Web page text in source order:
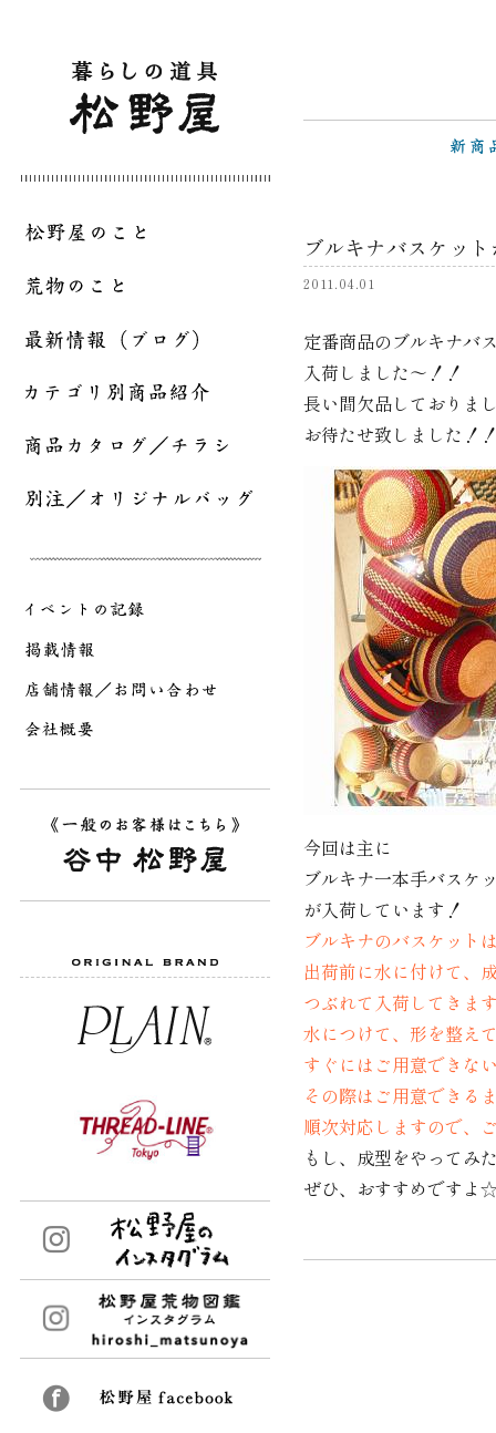
ブルキナバスケッ
2011.04.01
定番商品のブルキナバ
入荷しました～！！
長い間欠品しておりま
お待たせ致しました！
今回は主に
ブルキナ一本手バスケ
が入荷しています！
ブルキナのバスケット
出荷前に水に付けて、
つぶれて入荷してきま
水につけて、形を整え
すぐにはご用意できな
その際はご用意できる
順次対応しますので、
もし、成型をやってみ
ぜひ、おすすめですよ